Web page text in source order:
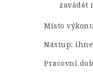
zavádět
Místo
Nástup:
Pracovní